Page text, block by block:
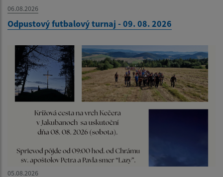
06.08.2026
Odpustový futbalový turnaj - 09. 08. 2026
05.08.2026